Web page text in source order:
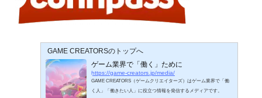
GAME CREATORSのトップへ
ゲーム業界で「働く」ために
https://game-creators.jp/media/
GAME CREATORS（ゲームクリエイターズ）はゲーム業界で「働
く人」「働きたい人」に役立つ情報を発信するメディアです。